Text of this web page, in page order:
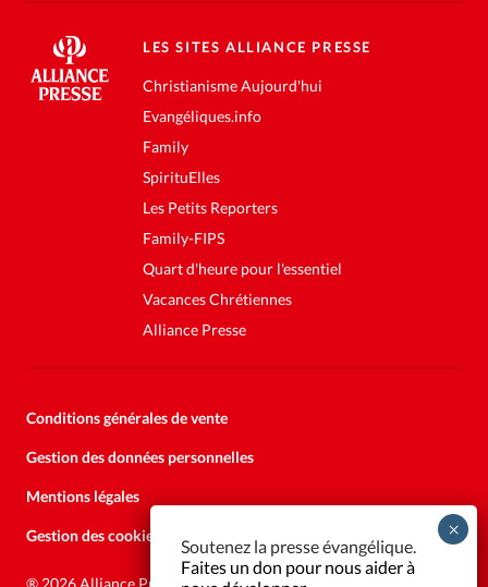
LES SITES ALLIANCE PRESSE
Christianisme Aujourd'hui
Evangéliques.info
Family
SpirituElles
Les Petits Reporters
Family-FIPS
Quart d'heure pour l'essentiel
Vacances Chrétiennes
Alliance Presse
Conditions générales de vente
Gestion des données personnelles
Mentions légales
Gestion des cookies
Soutenez la presse évangélique.
Faites un don pour nous aider à